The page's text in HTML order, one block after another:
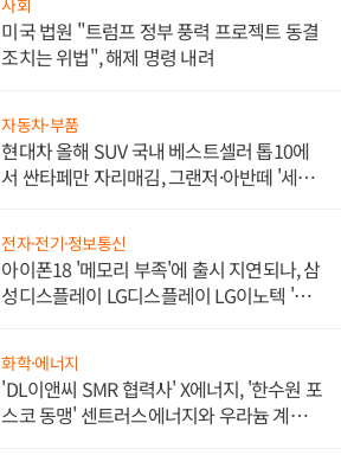
미국 법원 "트럼프 정부 풍력 프로젝트 동결
조치는 위법", 해제 명령 내려
자동차·부품
현대차 올해 SUV 국내 베스트셀러 톱10에
서 싼타페만 자리매김, 그랜저·아반떼 '세단
전자·전기·정보통신
아이폰18 '메모리 부족'에 출시 지연되나, 삼
성디스플레이 LG디스플레이 LG이노텍 '탈
화학·에너지
'DL이앤씨 SMR 협력사' X에너지, '한수원 포
스코 동맹' 센트러스에너지와 우라늄 계약